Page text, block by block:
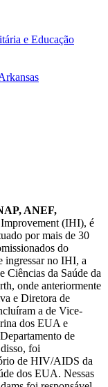
e Educação
ANEF,
(IHI), é
por mais de 30
do
ingressar no IHI, a
Ciências da Saúde da
onde anteriormente
e Diretora de
a de Vice-
dos EUA e
de
foi
de HIV/AIDS da
dos EUA. Nessas